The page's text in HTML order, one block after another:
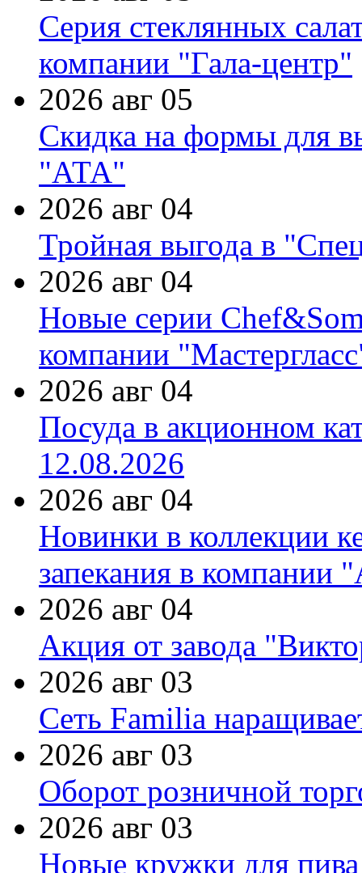
Серия стеклянных
компании "Гала-центр"
2026 авг 05
Скидка на формы для
"АТА"
2026 авг 04
Тройная выгода в
2026 авг 04
Новые серии
компании
2026 авг 04
Посуда в акционном
12.08.2026
2026 авг 04
Новинки в коллекции
запекания в компании
2026 авг 04
Акция от завода
2026 авг 03
Сеть Familia
2026 авг 03
Оборот розничной
2026 авг 03
Новые кружки для